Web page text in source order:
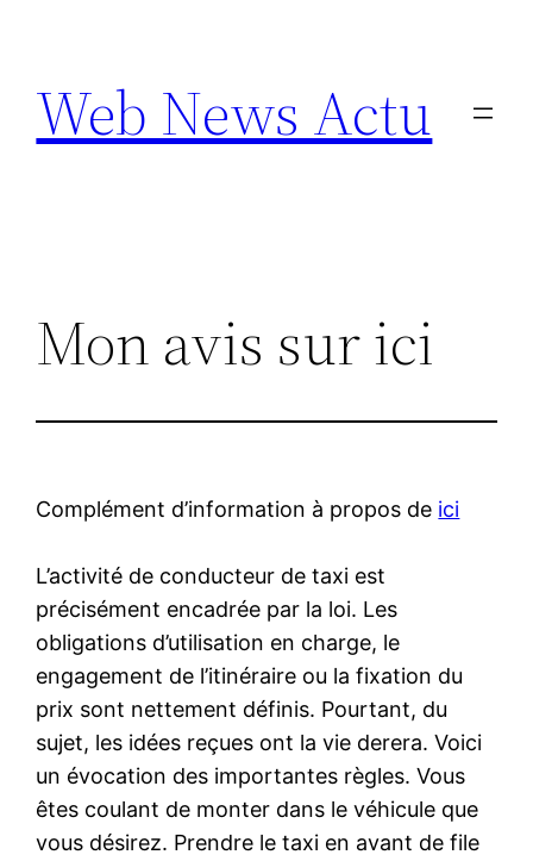
contenu
Web News Actu
Mon avis sur ici
Complément d’information à propos de ici
L’activité de conducteur de taxi est
précisément encadrée par la loi. Les
obligations d’utilisation en charge, le
engagement de l’itinéraire ou la fixation du
prix sont nettement définis. Pourtant, du
sujet, les idées reçues ont la vie derera. Voici
un évocation des importantes règles. Vous
êtes coulant de monter dans le véhicule que
vous désirez. Prendre le taxi en avant de file